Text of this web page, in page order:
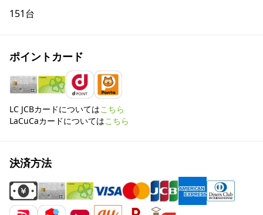
151台
ポイントカード
LC JCBカードについてはこちら
LaCuCaカードについてはこちら
決済方法